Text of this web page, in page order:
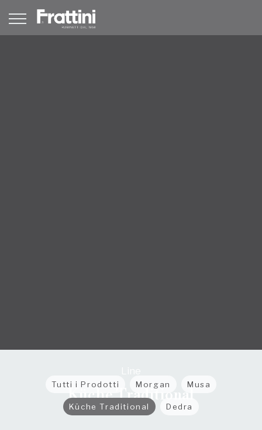
Küche Traditional
Tutti i Prodotti Morgan Musa
Küche Traditional Dedra